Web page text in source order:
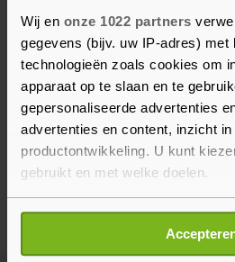
Wij en onze 1022 partners
gegevens (bijv. uw IP-adres) met
technologieën zoals cookies om
apparaat op te slaan en te
gepersonaliseerde advertenties
advertenties en content, inzicht
productontwikkeling. U kunt
gebruikt en met welke doelen.
Als u het toestaat, willen we ook
Informatie verzamelen